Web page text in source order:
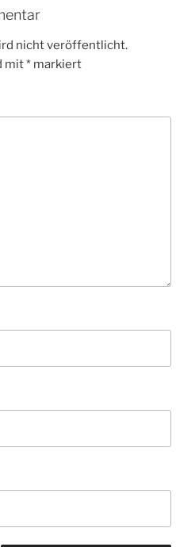
nicht veröffentlicht.
mit* markiert